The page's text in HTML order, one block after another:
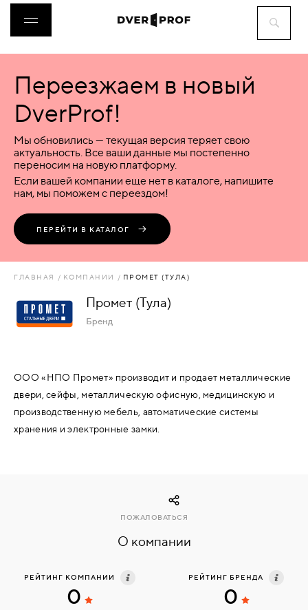
ДВЕРИ
ФУРНИТУРА
ВОРОТА
ПЕРЕГОРОДКИ
АКСЕССУАРЫ
И
"УМНЫЙ
ДОМ"
ИНТЕРЕСНЫЕ
Переезжаем в новый
DverProf!
Мы обновились — текущая версия теряет свою
актуальность. Все ваши данные мы постепенно
переносим на новую платформу.
Если вашей компании еще нет в каталоге, напишите
нам, мы поможем с переездом!
ПЕРЕЙТИ В КАТАЛОГ
ГЛАВНАЯ КОМПАНИИ ПРОМЕТ (ТУЛА)
Промет (Тула)
Бренд
ООО «НПО Промет» производит и продает металлические
двери, сейфы, металлическую офисную, медицинскую и
производственную мебель, автоматические системы
хранения и электронные замки.
О компании
ПОЖАЛОВАТЬСЯ
РЕЙТИНГ КОМПАНИИ
0
РЕЙТИНГ БРЕНДА
0